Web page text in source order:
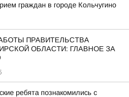
граждан в городе Кольчугино
ПРАВИТЕЛЬСТВА
ОБЛАСТИ: ГЛАВНОЕ ЗА
ребята познакомились с